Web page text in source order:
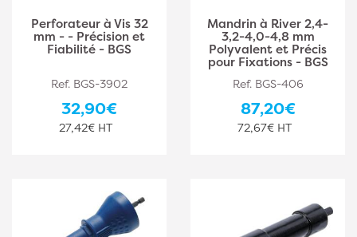
Perforateur à Vis 32
mm - - Précision et
Fiabilité - BGS
Ref. BGS-3902
32,90€
27,42€ HT
Mandrin à River 2,4-
3,2-4,0-4,8 mm
Polyvalent et Précis
pour Fixations - BGS
Ref. BGS-406
87,20€
72,67€ HT